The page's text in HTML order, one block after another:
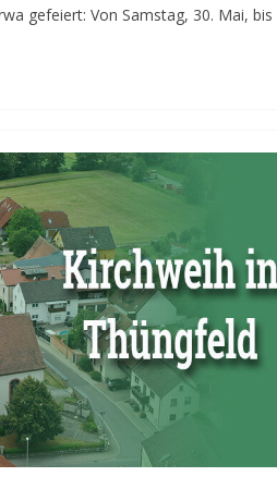
gefeiert: Von Samstag, 30. Mai,